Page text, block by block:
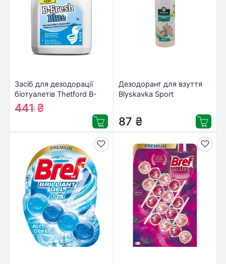
Засіб для дезодорації
біотуалетів Thetford B-
Fresh Blue 2 л (30548BJ)
485₴
441₴
Дезодорант для взуття
Blyskavka Sport
87 ₴